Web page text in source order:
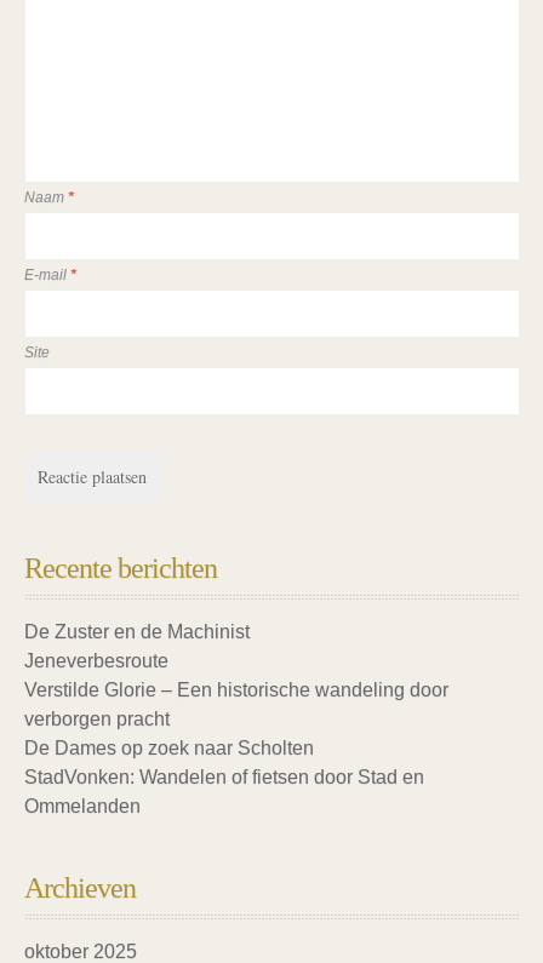
Naam *
E-mail *
Site
Recente berichten
De Zuster en de Machinist
Jeneverbesroute
Verstilde Glorie – Een historische wandeling door
verborgen pracht
De Dames op zoek naar Scholten
StadVonken: Wandelen of fietsen door Stad en
Ommelanden
Archieven
oktober 2025